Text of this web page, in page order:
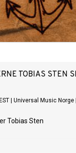
TOBIAS STEN
Universal Music Norge
Tobias Sten